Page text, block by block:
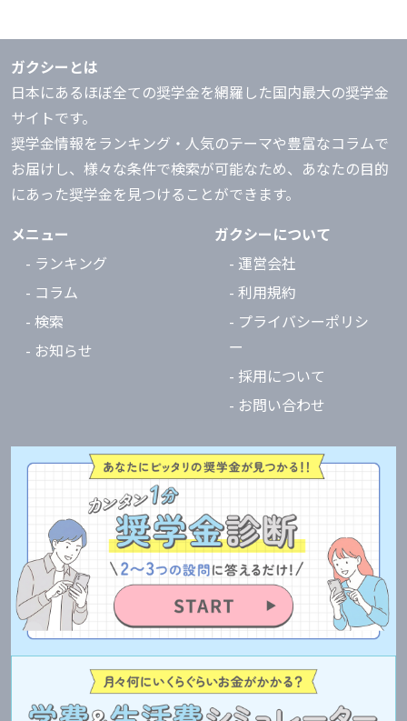
ガクシーとは
日本にあるほぼ全ての奨学金を網羅した国内最大の奨学金
サイトです。
奨学金情報をランキング・人気のテーマや豊富なコラムで
お届けし、様々な条件で検索が可能なため、あなたの目的
にあった奨学金を見つけることができます。
メニュー
- ランキング
- コラム
- 検索
- お知らせ
ガクシーについて
- 運営会社
- 利用規約
- プライバシーポリシ
ー
- 採用について
- お問い合わせ